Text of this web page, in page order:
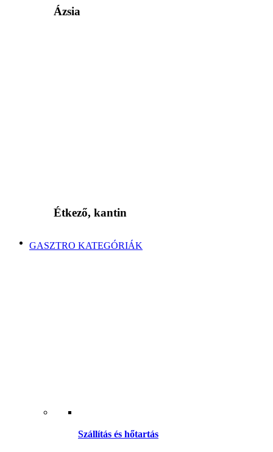
Ázsia
Étkező, kantin
GASZTRO KATEGÓRIÁK
Szállítás és hőtartás